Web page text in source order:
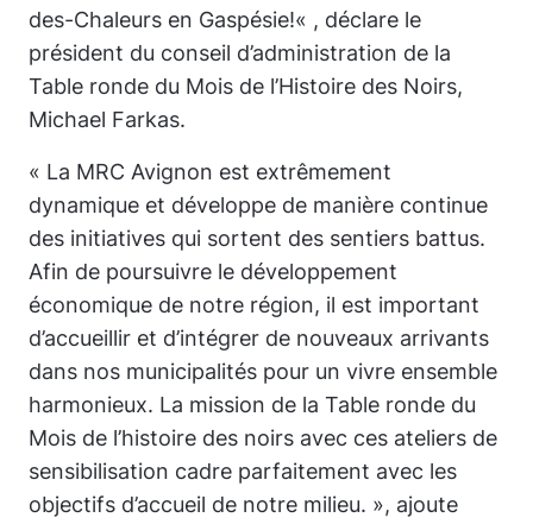
des-Chaleurs en Gaspésie!« , déclare le
président du conseil d’administration de la
Table ronde du Mois de l’Histoire des Noirs,
Michael Farkas.
« La MRC Avignon est extrêmement
dynamique et développe de manière continue
des initiatives qui sortent des sentiers battus.
Afin de poursuivre le développement
économique de notre région, il est important
d’accueillir et d’intégrer de nouveaux arrivants
dans nos municipalités pour un vivre ensemble
harmonieux. La mission de la Table ronde du
Mois de l’histoire des noirs avec ces ateliers de
sensibilisation cadre parfaitement avec les
objectifs d’accueil de notre milieu. », ajoute